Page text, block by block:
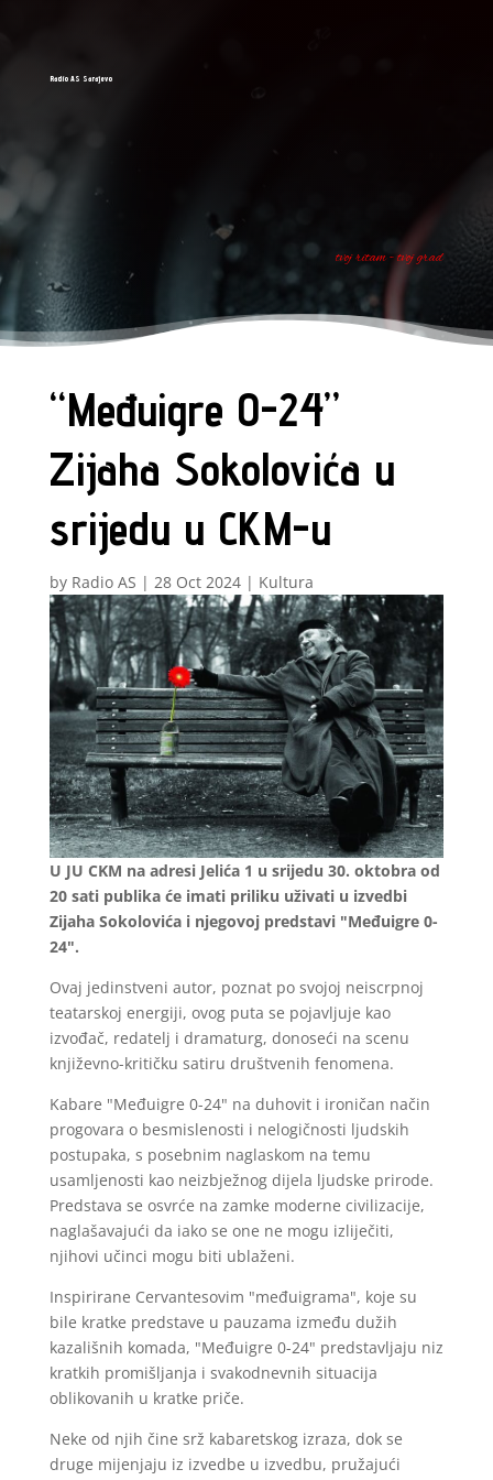
Radio AS Sarajevo
tvoj ritam - tvoj grad
“Međuigre 0-24”
Zijaha Sokolovića u
srijedu u CKM-u
by Radio AS | 28 Oct 2024| Kultura
U JU CKM na adresi Jelića 1 u srijedu 30. oktobra od
20 sati publika će imati priliku uživati u izvedbi
Zijaha Sokolovića i njegovoj predstavi "Međuigre 0-
24".
Ovaj jedinstveni autor, poznat po svojoj neiscrpnoj
teatarskoj energiji, ovog puta se pojavljuje kao
izvođač, redatelj i dramaturg, donoseći na scenu
književno-kritičku satiru društvenih fenomena.
Kabare "Međuigre 0-24" na duhovit i ironičan način
progovara o besmislenosti i nelogičnosti ljudskih
postupaka, s posebnim naglaskom na temu
usamljenosti kao neizbježnog dijela ljudske prirode.
Predstava se osvrće na zamke moderne civilizacije,
naglašavajući da iako se one ne mogu izliječiti,
njihovi učinci mogu biti ublaženi.
Inspirirane Cervantesovim "međuigrama", koje su
bile kratke predstave u pauzama između dužih
kazališnih komada, "Međuigre 0-24" predstavljaju niz
kratkih promišljanja i svakodnevnih situacija
oblikovanih u kratke priče.
Neke od njih čine srž kabaretskog izraza, dok se
druge mijenjaju iz izvedbe u izvedbu, pružajući